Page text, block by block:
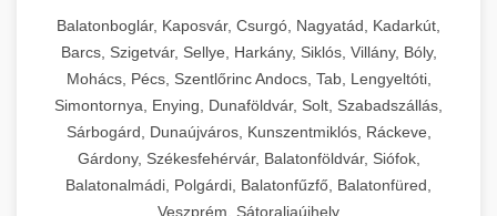
megbízható teljesítményhez.
chef-iparikonyhagepek.hu
kereskedelmi tésztakeverő
Ipari hús- és sajtszeletelő gépek professzionális
élelmiszer-előkészítéshez. Precíziós vágás
állítható vastagság beállítással.
chef-iparikonyhagepek.hu
professzionális élelmiszer szeletelő
📦 22. Vákuumozó Gép +
Kereskedelmi vákuumcsomagoló berendezések
élelmiszerek tartósításához. Hosszabbítsa a
szavatossági időt és tartsa meg a termék
frissességét.
🎁 23. Vákuumfóliázó Gép +
Ipari vákuumfóliázó gépek professzionális
Balatonboglár, Kaposvár, Csurgó, Nagyatád, Kadarkút,
Barcs, Szigetvár, Sellye, Harkány, Siklós, Villány, Bóly,
Mohács, Pécs, Szentlőrinc Andocs, Tab, Lengyeltóti,
Simontornya, Enying, Dunaföldvár, Solt, Szabadszállás,
Sárbogárd, Dunaújváros, Kunszentmiklós, Ráckeve,
Gárdony, Székesfehérvár, Balatonföldvár, Siófok,
Balatonalmádi, Polgárdi, Balatonfűzfő, Balatonfüred,
Veszprém, Sátoraljaújhely